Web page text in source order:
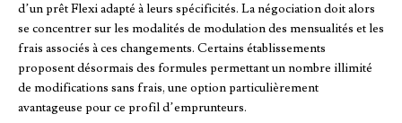
d’un prêt Flexi adapté à leurs spécificités. La négociation doit alors
se concentrer sur les modalités de modulation des mensualités et les
frais associés à ces changements. Certains établissements
proposent désormais des formules permettant un nombre illimité
de modifications sans frais, une option particulièrement
avantageuse pour ce profil d’emprunteurs.